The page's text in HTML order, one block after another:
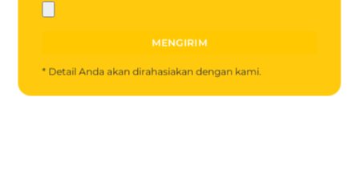
* Detail Anda akan dirahasiakan dengan kami.